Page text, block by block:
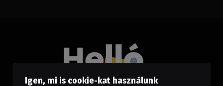
Igen, mi is cookie-kat használunk